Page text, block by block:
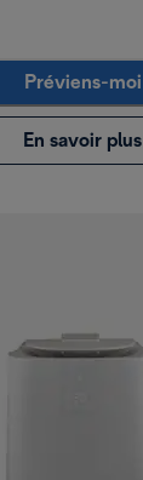
Préviens-moi
En savoir plus